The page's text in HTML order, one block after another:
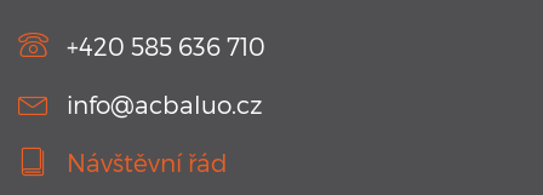
+420 585 636 710
info@acbaluo.cz
Návštěvní řád